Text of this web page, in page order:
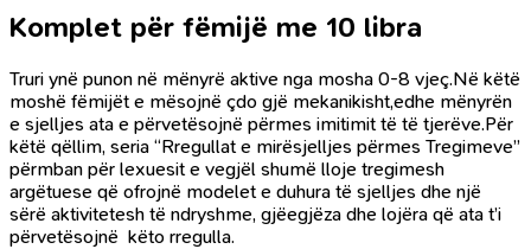
Komplet për fëmijë me 10 libra
Truri ynë punon në mënyrë aktive nga mosha 0-8 vjeç.Në këtë
moshë fëmijët e mësojnë çdo gjë mekanikisht,edhe mënyrën
e sjelljes ata e përvetësojnë përmes imitimit të të tjerëve.Për
këtë qëllim, seria “Rregullat e mirësjelljes përmes Tregimeve”
përmban për lexuesit e vegjël shumë lloje tregimesh
argëtuese që ofrojnë modelet e duhura të sjelljes dhe një
sërë aktivitetesh të ndryshme, gjëegjëza dhe lojëra që ata t’i
përvetësojnë këto rregulla.